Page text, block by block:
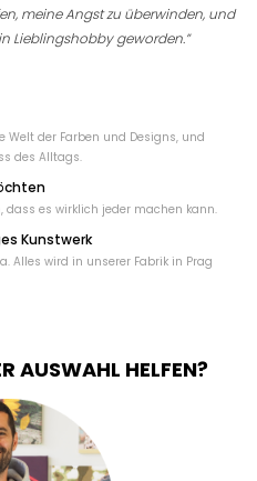
meine Angst zu überwinden, und
Lieblingshobby geworden.”
Welt der Farben und Designs, und
des Alltags.
es wirklich jeder machen kann.
Kunstwerk
Alles wird in unserer Fabrik in Prag
AUSWAHL HELFEN?